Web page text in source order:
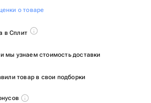
о товаре
в Сплит
мы узнаем стоимость доставки
товар в свои подборки